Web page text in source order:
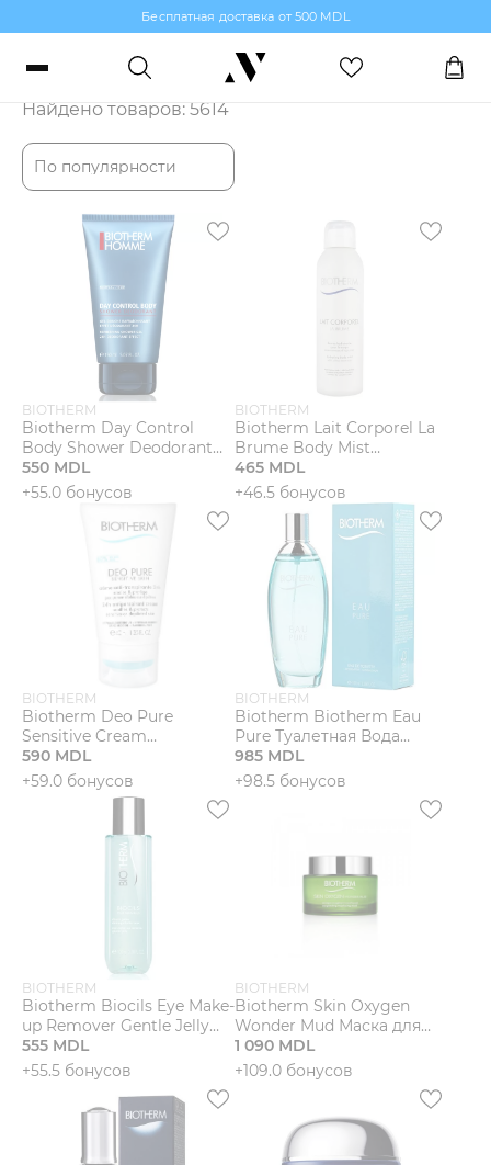
Бесплатная доставка от 500 MDL
Войти или зарегистрироваться
Макияж
Парфюмерия
Уход за кожей
Волосы
Мужчины
Подарочные сертификаты
Новости
Магазины
Каталог
Найдено товаров: 5614
По популярности
BIOTHERM
Biotherm Day Control
Body Shower Deodorant
Гель для душа
550 MDL
+55.0 бонусов
BIOTHERM
Biotherm Lait Corporel La
Brume Body Mist
Увлажняющий мист для
тела
465 MDL
+46.5 бонусов
BIOTHERM
Biotherm Deo Pure
Sensitive Cream
Кремовый
антиперспирант для
чувствительной кожи
590 MDL
+59.0 бонусов
BIOTHERM
Biotherm Biotherm Eau
Pure Туалетная Вода
Спрей
985 MDL
+98.5 бонусов
BIOTHERM
Biotherm Biocils Eye Make-
up Remover Gentle Jelly
Sensitive Eyes Гель для
снятия макияжа с глаз
555 MDL
+55.5 бонусов
BIOTHERM
Biotherm Skin Oxygen
Wonder Mud Маска для
лица
1 090 MDL
+109.0 бонусов